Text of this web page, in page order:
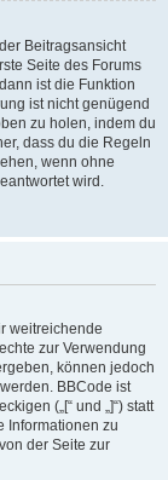
Beitragsansicht
Seite des Forums
ist die Funktion
ist nicht genügend
zu holen, indem du
dass du die Regeln
wenn ohne
wird.
weitreichende
zur Verwendung
können jedoch
BBCode ist
(„[“ und „]“) statt
Informationen zu
der Seite zur